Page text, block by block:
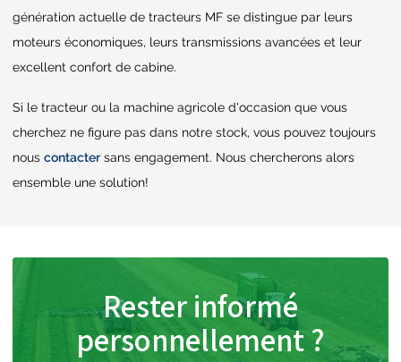
génération actuelle de tracteurs MF se distingue par leurs
moteurs économiques, leurs transmissions avancées et leur
excellent confort de cabine.
Si le tracteur ou la machine agricole d'occasion que vous
cherchez ne figure pas dans notre stock, vous pouvez toujours
nous contacter sans engagement. Nous chercherons alors
ensemble une solution!
Rester informé
personnellement ?